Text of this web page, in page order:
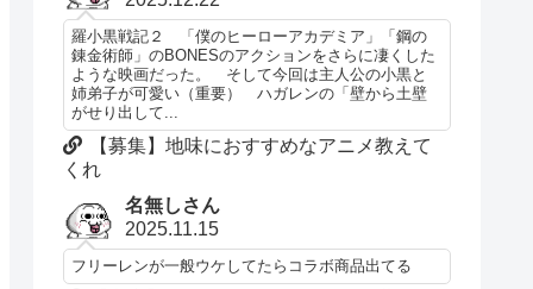
羅小黒戦記２ 「僕のヒーローアカデミア」「鋼の
錬金術師」のBONESのアクションをさらに凄くした
ような映画だった。 そして今回は主人公の小黒と
姉弟子が可愛い（重要） ハガレンの「壁から土壁
がせり出して...
【募集】地味におすすめなアニメ教えて
くれ
名無しさん
2025.11.15
フリーレンが一般ウケしてたらコラボ商品出てる